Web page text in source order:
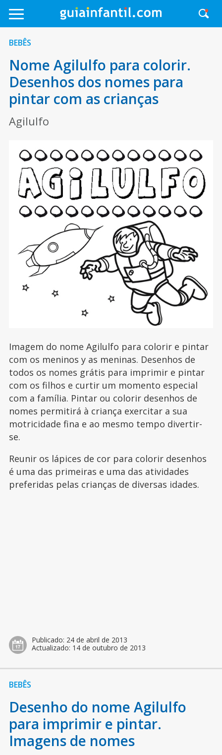
BEBÊS
Nome Agilulfo para colorir.
Desenhos dos nomes para
pintar com as crianças
Agilulfo
Imagem do nome Agilulfo para colorir e pintar
com os meninos y as meninas. Desenhos de
todos os nomes grátis para imprimir e pintar
com os filhos e curtir um momento especial
com a família. Pintar ou colorir desenhos de
nomes permitirá à criança exercitar a sua
motricidade fina e ao mesmo tempo divertir-
se.
Reunir os lápices de cor para colorir desenhos
é uma das primeiras e uma das atividades
preferidas pelas crianças de diversas idades.
Publicado: 24 de abril de 2013
Actualizado: 14 de outubro de 2013
BEBÊS
Desenho do nome Agilulfo
para imprimir e pintar.
Imagens de nomes